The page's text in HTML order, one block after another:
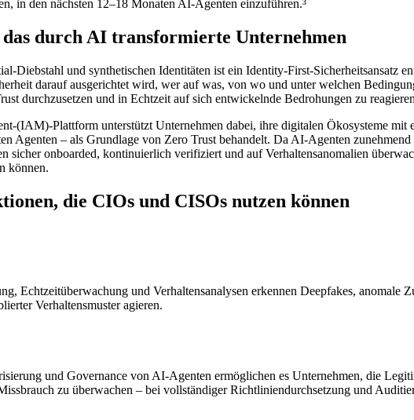
in den nächsten 12–18 Monaten AI-Agenten einzuführen.³
durch AI transformierte Unternehmen
Diebstahl und synthetischen Identitäten ist ein Identity-First-Sicherheitsansatz
darauf ausgerichtet wird, wer auf was, von wo und unter welchen
durchzusetzen und in Echtzeit auf sich entwickelnde Bedrohungen zu
(IAM)-Plattform unterstützt Unternehmen dabei, ihre digitalen Ökosysteme
Agenten – als Grundlage von Zero Trust behandelt. Da AI-Agenten
sicher onboarded, kontinuierlich verifiziert und auf Verhaltensanomalien
können.
die CIOs und CISOs nutzen können
Echtzeitüberwachung und Verhaltensanalysen erkennen Deepfakes, anomale
Verhaltensmuster agieren.
und Governance von AI-Agenten ermöglichen es Unternehmen, die
zu überwachen – bei vollständiger Richtliniendurchsetzung und